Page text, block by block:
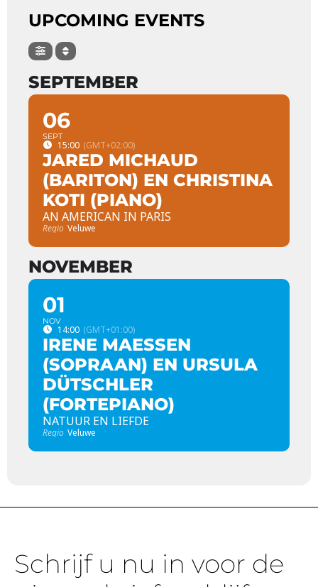
UPCOMING EVENTS
SEPTEMBER
06
SEPT
15:00 (GMT+02:00)
JARED MICHAUD
(BARITON) EN CHRISTINA
KOTI (PIANO)
AN AMERICAN IN PARIS
Regio Veluwe
NOVEMBER
01
NOV
14:00 (GMT+01:00)
IRENE MAESSEN
(SOPRAAN) EN URSULA
DÜTSCHLER
(FORTEPIANO)
NATUUR EN LIEFDE
Regio Veluwe
Schrijf u nu in voor de